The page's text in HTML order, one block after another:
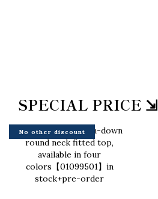
SPECIAL PRICE ⇲
No other discount